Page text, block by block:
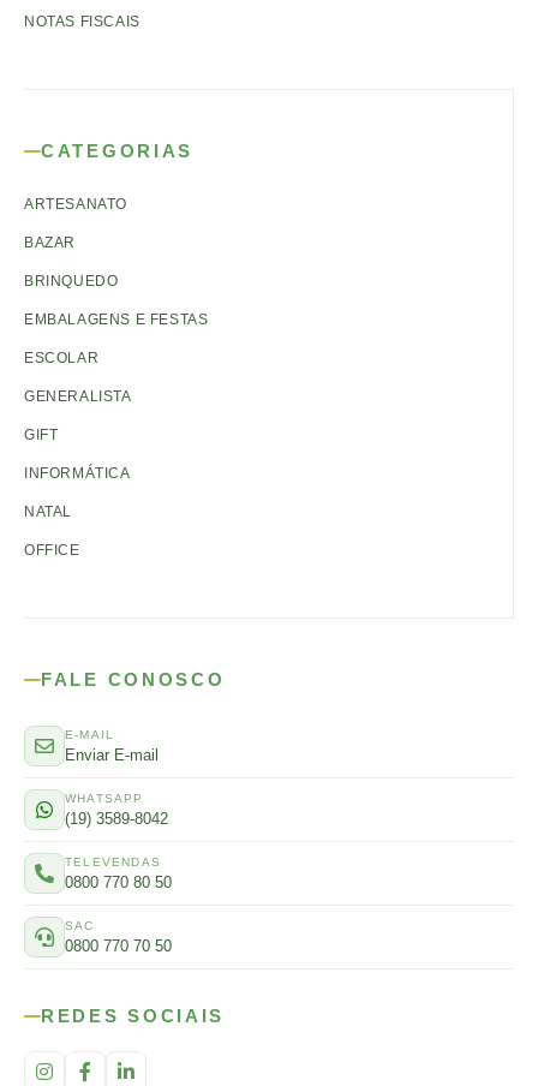
NOTAS FISCAIS
CATEGORIAS
ARTESANATO
BAZAR
BRINQUEDO
EMBALAGENS E FESTAS
ESCOLAR
GENERALISTA
GIFT
INFORMÁTICA
NATAL
OFFICE
FALE CONOSCO
E-MAIL
Enviar E-mail
WHATSAPP
(19) 3589-8042
TELEVENDAS
0800 770 80 50
SAC
0800 770 70 50
REDES SOCIAIS